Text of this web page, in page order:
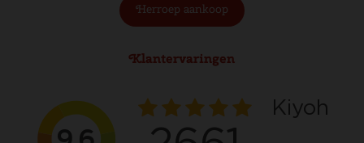
Herroep aankoop
Klantervaringen